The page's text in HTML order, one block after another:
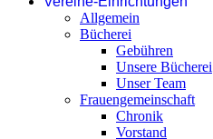
Allgemein
Bücherei
Gebühren
Unsere Bücherei
Unser Team
Frauengemeinschaft
Chronik
Vorstand